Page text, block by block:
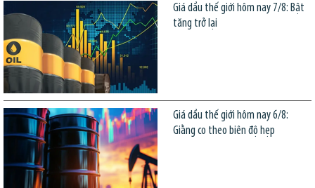
Giá dầu thế giới hôm nay 7/8: Bật
tăng trở lại
Giá dầu thế giới hôm nay 6/8:
Giằng co theo biên độ hẹp